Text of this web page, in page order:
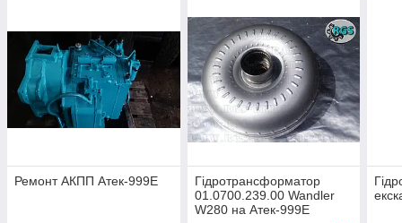
Ремонт АКПП Атек-999Е
Гідротрансформатор
01.0700.239.00 Wandler
W280 на Атек-999Е